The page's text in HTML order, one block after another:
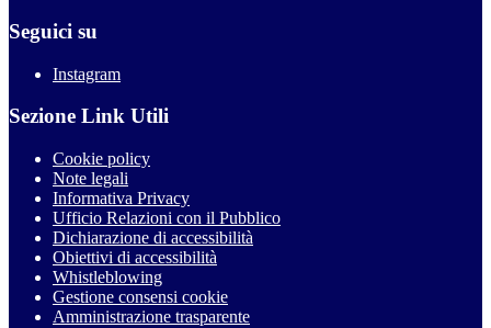
Seguici su
Instagram
Sezione Link Utili
Cookie policy
Note legali
Informativa Privacy
Ufficio Relazioni con il Pubblico
Dichiarazione di accessibilità
Obiettivi di accessibilità
Whistleblowing
Gestione consensi cookie
Amministrazione trasparente